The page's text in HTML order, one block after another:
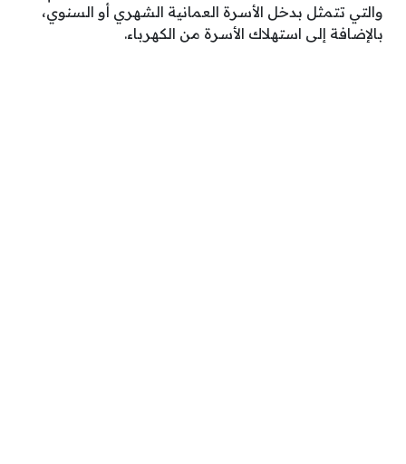
والتي تتمثل بدخل الأسرة العمانية الشهري أو السنوي،
بالإضافة إلى استهلاك الأسرة من الكهرباء.